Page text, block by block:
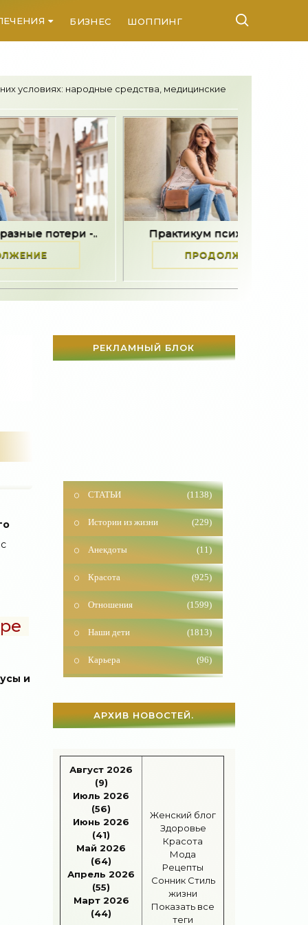
БИЗНЕС ШОППИНГ
условиях: народные средства, медицинские
-.. Практикум психологической..
ПРОДОЛЖЕНИЕ
и
РЕКЛАМНЫЙ БЛОК
СТАТЬИ (1138)
Истории из жизни (229)
Анекдоты (11)
Красота (925)
Отношения (1599)
Наши дети (1813)
Карьера (96)
Бизнес (715)
Рецепты (495)
Шоппинг (47)
Диеты (1205)
Отдых
Здоровье (1531)
Гороскоп (55)
Тесты онлайн (1460)
Дом (297)
Беременность (123)
АРХИВ НОВОСТЕЙ.
Август 2026
(9)
Июль 2026
(56)
Июнь 2026
(41)
Май 2026
(64)
Апрель 2026
(55)
Март 2026
(44)
Женский блог
Здоровье
Красота
Мода
Рецепты
Сонник Стиль
жизни
Показать все
теги